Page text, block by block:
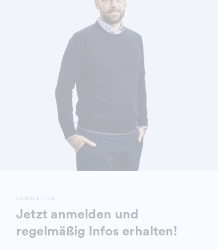
NEWSLETTER
Jetzt anmelden und
regelmäßig Infos erhalten!